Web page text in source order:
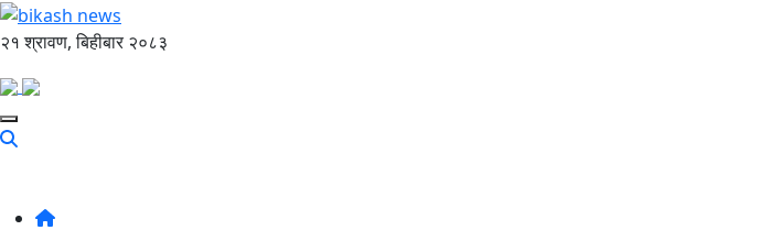
२१ श्रावण, बिहीबार २०८३